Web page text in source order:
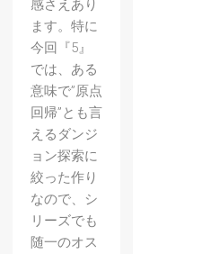
感さえあり
ます。特に
今回『5』
では、ある
意味で”原点
回帰”とも言
えるダンジ
ョン探索に
絞った作り
なので、シ
リーズでも
随一のオス